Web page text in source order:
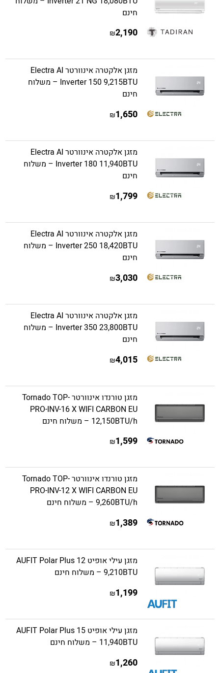
חינם
2,190
₪
מזגן אלקטרה אינוורטר Electra AI
Inverter 150 9,215BTU – משלוח
חינם
1,650
₪
מזגן אלקטרה אינוורטר Electra AI
Inverter 180 11,940BTU – משלוח
חינם
1,799
₪
מזגן אלקטרה אינוורטר Electra AI
Inverter 250 18,420BTU – משלוח
חינם
3,030
₪
מזגן אלקטרה אינוורטר Electra AI
Inverter 350 23,800BTU – משלוח
חינם
4,015
₪
מזגן טורנדו אינוורטר Tornado TOP-
PRO-INV-16 X WIFI CARBON EU
12,150BTU/h – משלוח חינם
1,599
₪
מזגן טורנדו אינוורטר Tornado TOP-
PRO-INV-12 X WIFI CARBON EU
9,260BTU/h – משלוח חינם
1,389
₪
מזגן עילי אופיט AUFIT Polar Plus 12
9,210BTU – משלוח חינם
1,199
₪
מזגן עילי אופיט AUFIT Polar Plus 15
11,940BTU – משלוח חינם
1,260
₪